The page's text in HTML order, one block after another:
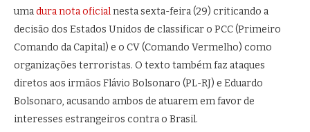
umadura nota oficialnesta sexta-feira (29) criticando a
decisão dos Estados Unidos de classificar o PCC (Primeiro
Comando da Capital) e o CV (Comando Vermelho) como
organizações terroristas. O texto também faz ataques
diretos aos irmãos Flávio Bolsonaro (PL-RJ) e Eduardo
Bolsonaro, acusando ambos de atuarem em favor de
interesses estrangeiros contra o Brasil.